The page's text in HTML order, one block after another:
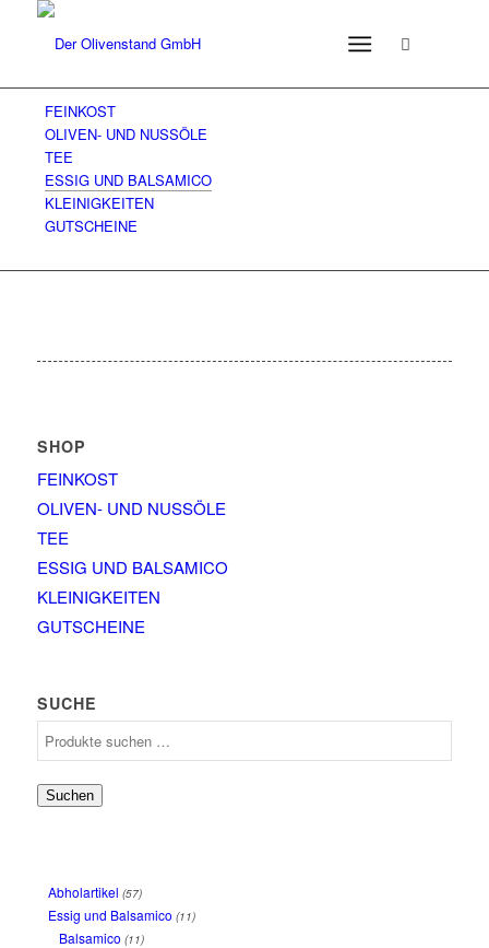
FEINKOST
OLIVEN- UND NUSSÖLE
TEE
ESSIG UND BALSAMICO
KLEINIGKEITEN
GUTSCHEINE
SHOP
FEINKOST
OLIVEN- UND NUSSÖLE
TEE
ESSIG UND BALSAMICO
KLEINIGKEITEN
GUTSCHEINE
SUCHE
Suchen
Abholartikel (57)
Essig und Balsamico (11)
Balsamico (11)